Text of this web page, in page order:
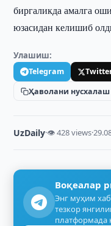
биргаликда амалга
юзасидан келишиб
Улашиш:
Telegram
Ҳаволани нусхалаш
UzDaily·👁 428 views·
Воқеалар
Энг муҳим
тезкор
платформада